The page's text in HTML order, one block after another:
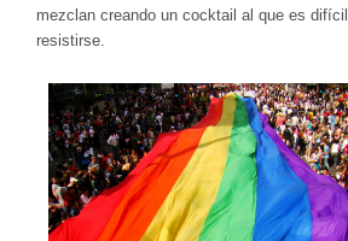
mezclan creando un cocktail al que es difícil
resistirse.